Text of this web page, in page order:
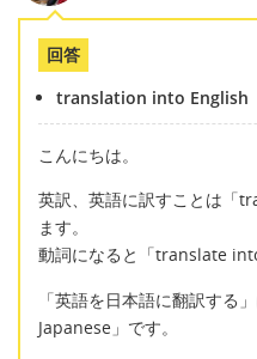
回答
translation into English
こんにちは。
英訳、英語に訳すことは「
ます。
動詞になると「translate
「英語を日本語に翻訳す
Japanese」です。